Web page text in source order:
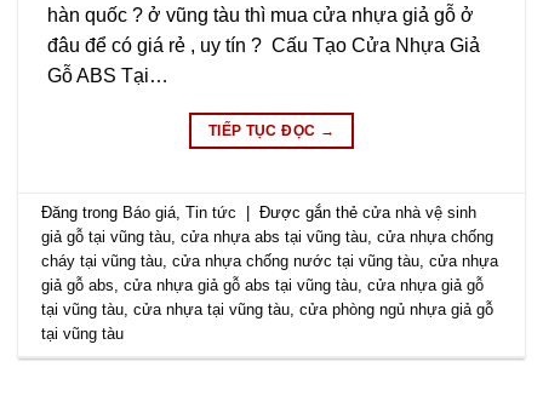
hàn quốc ? ở vũng tàu thì mua cửa nhựa giả gỗ ở
đâu để có giá rẻ , uy tín ? Cấu Tạo Cửa Nhựa Giả
Gỗ ABS Tại…
TIẾP TỤC ĐỌC →
Đăng trong Báo giá ,Tin tức Được gắn thẻcửa nhà vệ sinh
giả gỗ tại vũng tàu ,cửa nhựa abs tại vũng tàu ,cửa nhựa chống
cháy tại vũng tàu ,cửa nhựa chống nước tại vũng tàu ,cửa nhựa
giả gỗ abs ,cửa nhựa giả gỗ abs tại vũng tàu ,cửa nhựa giả gỗ
tại vũng tàu ,cửa nhựa tại vũng tàu ,cửa phòng ngủ nhựa giả gỗ
tại vũng tàu